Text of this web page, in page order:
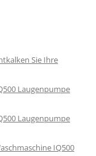
Sie Ihre
Laugenpumpe
Laugenpumpe
IQ500